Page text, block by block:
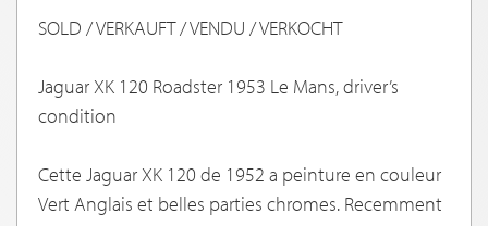
SOLD / VERKAUFT / VENDU / VERKOCHT
Jaguar XK 120 Roadster 1953 Le Mans, driver’s
condition
Cette Jaguar XK 120 de 1952 a peinture en couleur
Vert Anglais et belles parties chromes. Recemment